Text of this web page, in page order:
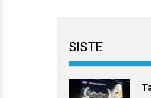
SISTE